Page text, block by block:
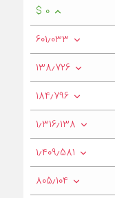
$ 0
601٫033
138٫726
184٫796
1٫316٫138
1٫409٫581
805٫104